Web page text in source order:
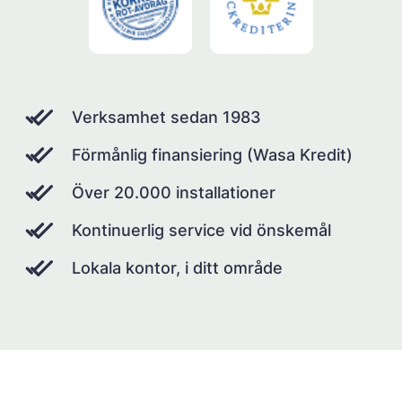
Verksamhet sedan 1983
Förmånlig finansiering (Wasa Kredit)
Över 20.000 installationer
Kontinuerlig service vid önskemål
Lokala kontor, i ditt område